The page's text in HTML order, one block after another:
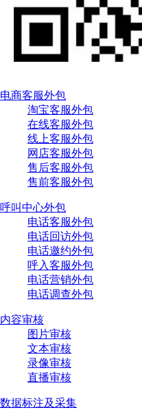
电商客服外包
淘宝客服外包
在线客服外包
线上客服外包
网店客服外包
售后客服外包
售前客服外包
呼叫中心外包
电话客服外包
电话回访外包
电话邀约外包
呼入客服外包
电话营销外包
电话调查外包
内容审核
图片审核
文本审核
录像审核
直播审核
数据标注及采集